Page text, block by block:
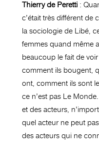
Thierry de Peretti:
c’était très différent de
la sociologie de Libé,
femmes quand même
beaucoup le fait de
comment ils bougent,
ont, comment ils sont
ce n’est pas Le
et des acteurs,
quel acteur ne peut
des acteurs qui ne